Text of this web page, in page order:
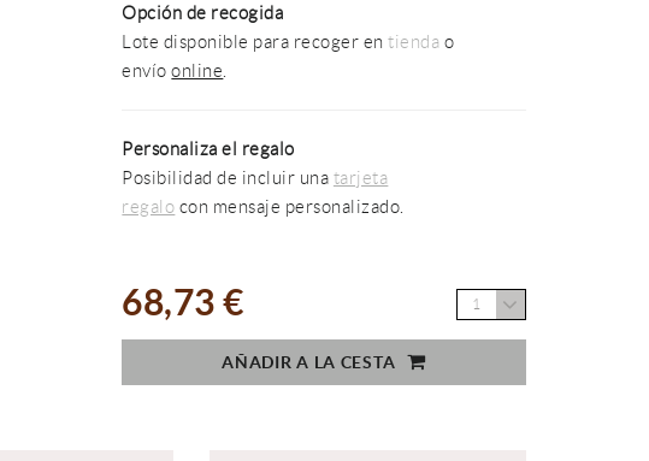
Opción de recogida
Lote disponible para recoger entienda o
envíoonline
Personaliza el regalo
Posibilidad de incluir una tarjeta
regalo con mensaje personalizado.
68,73 € 1
AÑADIR A LA CESTA